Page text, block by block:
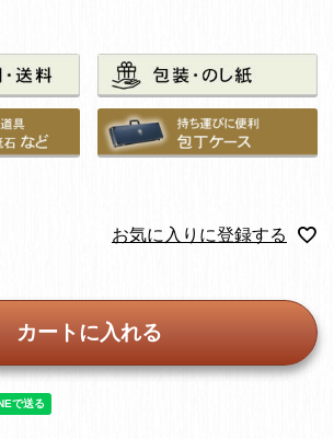
お気に入りに登録する
カートに入れる